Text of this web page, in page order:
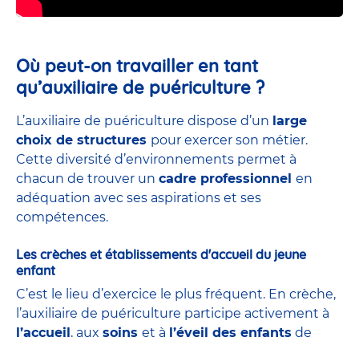
Où peut-on travailler en tant
qu’auxiliaire de puériculture ?
L’auxiliaire de puériculture dispose d’un large
choix de structures pour exercer son métier.
Cette diversité d’environnements permet à
chacun de trouver un cadre professionnel en
adéquation avec ses aspirations et ses
compétences.
Les crèches et établissements d'accueil du jeune
enfant
C’est le lieu d’exercice le plus fréquent. En crèche,
l’auxiliaire de puériculture participe activement à
l’accueil , aux soins et à l’éveil des enfants de